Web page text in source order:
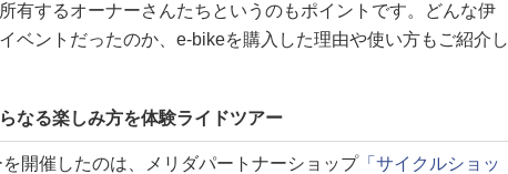
有するオーナーさんたちというのもポイントです。どんな伊
ベントだったのか、e-bikeを購入した理由や使い方もご紹介し
なる楽しみ方を体験ライドツアー
開催したのは、メリダパートナーショップ「サイクルショッ